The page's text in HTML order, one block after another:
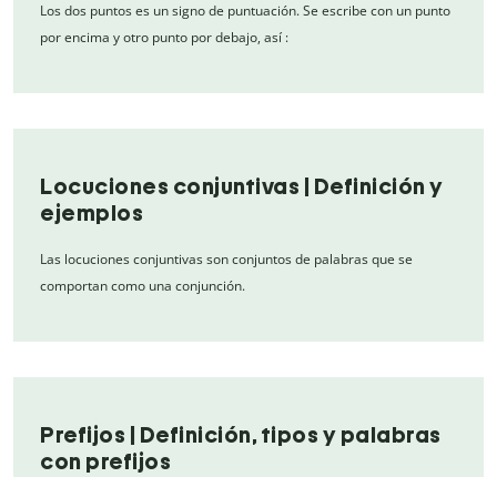
Los dos puntos es un signo de puntuación. Se escribe con un punto
por encima y otro punto por debajo, así :
Locuciones conjuntivas | Definición y
ejemplos
Las locuciones conjuntivas son conjuntos de palabras que se
comportan como una conjunción.
Prefijos | Definición, tipos y palabras
con prefijos